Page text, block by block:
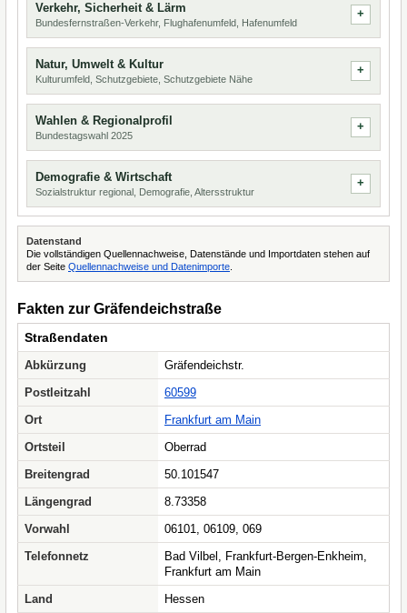
Verkehr, Sicherheit & Lärm
Bundesfernstraßen-Verkehr, Flughafenumfeld, Hafenumfeld
Natur, Umwelt & Kultur
Kulturumfeld, Schutzgebiete, Schutzgebiete Nähe
Wahlen & Regionalprofil
Bundestagswahl 2025
Demografie & Wirtschaft
Sozialstruktur regional, Demografie, Altersstruktur
Datenstand
Die vollständigen Quellennachweise, Datenstände und Importdaten stehen auf
der Seite Quellennachweise und Datenimporte
Fakten zur Gräfendeichstraße
Straßendaten
Abkürzung
Gräfendeichstr.
Postleitzahl
60599
Ort
Frankfurt am Main
Ortsteil
Oberrad
Breitengrad
50.101547
Längengrad
8.73358
Vorwahl
06101, 06109, 069
Telefonnetz
Bad Vilbel, Frankfurt-Bergen-Enkheim,
Frankfurt am Main
Land
Hessen